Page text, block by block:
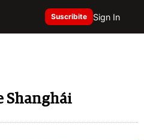
Suscribite Sign In
Shanghái